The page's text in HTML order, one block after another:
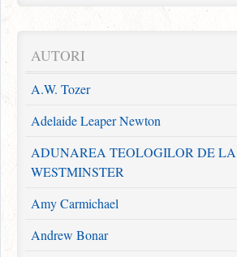
Broșuri evanghelistice
Pachete
Comori puritane pentru astăzi
AUTORI
A.W. Tozer
Adelaide Leaper Newton
ADUNAREA TEOLOGILOR DE LA
WESTMINSTER
Amy Carmichael
Andrew Bonar